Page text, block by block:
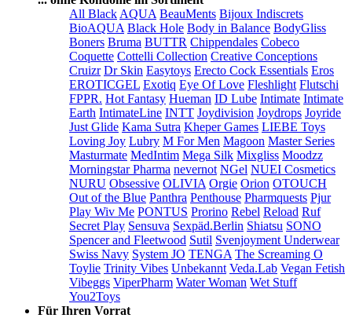
All Black AQUA BeauMents Bijoux Indiscrets
BioAQUA Black Hole Body in Balance BodyGliss
Boners Bruma BUTTR Chippendales Cobeco
Coquette Cottelli Collection Creative Conceptions
Cruizr Dr Skin Easytoys Erecto Cock Essentials Eros
EROTICGEL Exotiq Eye Of Love Fleshlight Flutschi
FPPR. Hot Fantasy Hueman ID Lube Intimate Intimate
Earth IntimateLine INTT Joydivision Joydrops Joyride
Just Glide Kama Sutra Kheper Games LIEBE Toys
Loving Joy Lubry M For Men Magoon Master Series
Masturmate MedIntim Mega Silk Mixgliss Moodzz
Morningstar Pharma nevernot NGel NUEI Cosmetics
NURU Obsessive OLIVIA Orgie Orion OTOUCH
Out of the Blue Panthra Penthouse Pharmquests Pjur
Play Wiv Me PONTUS Prorino Rebel Reload Ruf
Secret Play Sensuva Sexpäd.Berlin Shiatsu SONO
Spencer and Fleetwood Sutil Svenjoyment Underwear
Swiss Navy System JO TENGA The Screaming O
Toylie Trinity Vibes Unbekannt Veda.Lab Vegan Fetish
Vibeggs ViperPharm Water Woman Wet Stuff
You2Toys
Für Ihren Vorrat